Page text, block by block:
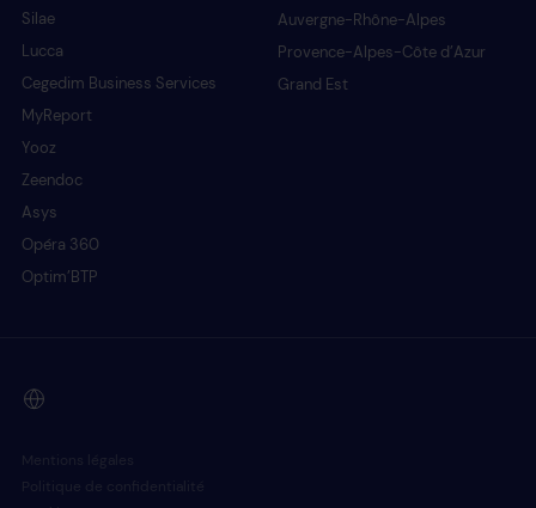
Silae
Lucca
Cegedim Business Services
MyReport
Yooz
Zeendoc
Asys
Opéra 360
Optim’BTP
Auvergne-Rhône-Alpes
Provence-Alpes-Côte d’Azur
Grand Est